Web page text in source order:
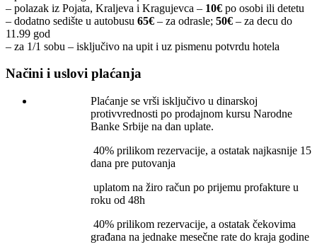
– polazak iz Pojata, Kraljeva i Kragujevca – 10€ po osobi ili detetu
– dodatno sedište u autobusu 65€ – za odrasle; 50€ – za decu do
11.99 god
– za 1/1 sobu – isključivo na upit i uz pismenu potvrdu hotela
Načini i uslovi plaćanja
Plaćanje se vrši isključivo u dinarskoj
protivvrednosti po prodajnom kursu Narodne
Banke Srbije na dan uplate.
40% prilikom rezervacije, a ostatak najkasnije 15
dana pre putovanja
uplatom na žiro račun po prijemu profakture u
roku od 48h
40% prilikom rezervacije, a ostatak čekovima
građana na jednake mesečne rate do kraja godine